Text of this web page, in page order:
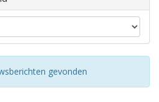
gevonden